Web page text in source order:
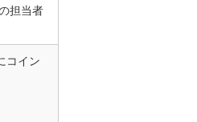
担当者
コイン